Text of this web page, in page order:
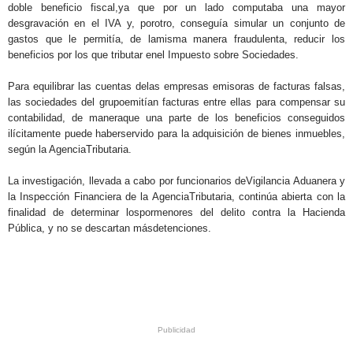
doble beneficio fiscal,ya que por un lado computaba una mayor
desgravación en el IVA y, porotro, conseguía simular un conjunto de
gastos que le permitía, de lamisma manera fraudulenta, reducir los
beneficios por los que tributar enel Impuesto sobre Sociedades.
Para equilibrar las cuentas delas empresas emisoras de facturas falsas,
las sociedades del grupoemitían facturas entre ellas para compensar su
contabilidad, de maneraque una parte de los beneficios conseguidos
ilícitamente puede haberservido para la adquisición de bienes inmuebles,
según la AgenciaTributaria.
La investigación, llevada a cabo por funcionarios deVigilancia Aduanera y
la Inspección Financiera de la AgenciaTributaria, continúa abierta con la
finalidad de determinar lospormenores del delito contra la Hacienda
Pública, y no se descartan másdetenciones.